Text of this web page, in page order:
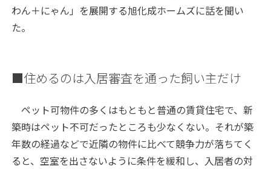
わん＋にゃん」を展開する旭化成ホームズに話を聞い
た。
■住めるのは入居審査を通った飼い主だけ
ペット可物件の多くはもともと普通の賃貸住宅で、新
築時はペット不可だったところも少なくない。それが築
年数の経過などで近隣の物件に比べて競争力が落ちてく
ると、空室を出さないように条件を緩和し、入居者の対